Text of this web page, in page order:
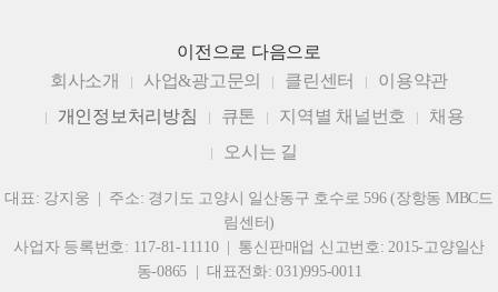
이전으로 다음으로
회사소개
사업&광고문의 클린센터
이용약관
개인정보처리방침
큐톤 지역별 채널번호
채용
오시는 길
대표: 강지웅 | 주소: 경기도 고양시 일산동구 호수로 596 (장항동 MBC드
림센터)
사업자 등록번호: 117-81-11110 | 통신판매업 신고번호: 2015-고양일산
동-0865 | 대표전화: 031)995-0011